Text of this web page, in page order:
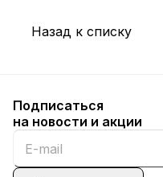
Назад к списку
Подписаться
на новости и акции